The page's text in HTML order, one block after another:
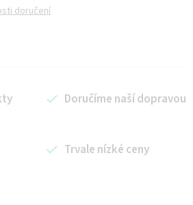
doručení
Doručíme naší dopravou
Trvale nízké ceny